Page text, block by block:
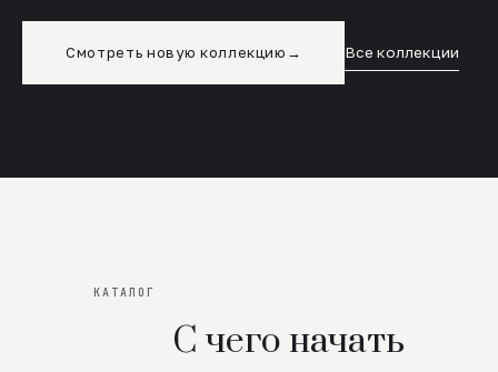
Смотреть новую коллекцию → Все коллекции
КАТАЛОГ
С чего начать